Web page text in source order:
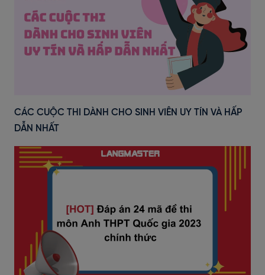
CÁC CUỘC THI DÀNH CHO SINH VIÊN UY TÍN VÀ HẤP
DẪN NHẤT